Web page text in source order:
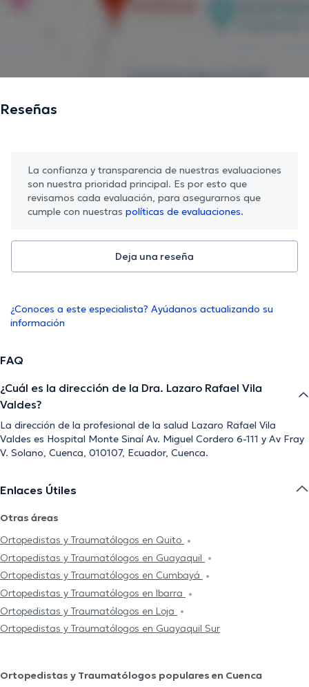
Reseñas
La confianza y transparencia de nuestras evaluaciones
son nuestra prioridad principal. Es por esto que
revisamos cada evaluación, para asegurarnos que
cumple con nuestras políticas de evaluaciones.
Deja una reseña
¿Conoces a este especialista? Ayúdanos actualizando su
información
FAQ
¿Cuál es la dirección de la Dra. Lazaro Rafael Vila
Valdes?
La dirección de la profesional de la salud Lazaro Rafael Vila
Valdes es Hospital Monte Sinaí Av. Miguel Cordero 6-111 y Av Fray
V. Solano, Cuenca, 010107, Ecuador, Cuenca.
Enlaces Útiles
Otras áreas
Ortopedistas y Traumatólogos en Quito
Ortopedistas y Traumatólogos en Guayaquil
Ortopedistas y Traumatólogos en Cumbayá
Ortopedistas y Traumatólogos en Ibarra
Ortopedistas y Traumatólogos en Loja
Ortopedistas y Traumatólogos en Guayaquil Sur
Ortopedistas y Traumatólogos populares en Cuenca